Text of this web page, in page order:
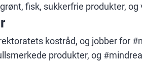
fisk, sukkerfrie produkter,
kostråd, og jobber for
produkter, og